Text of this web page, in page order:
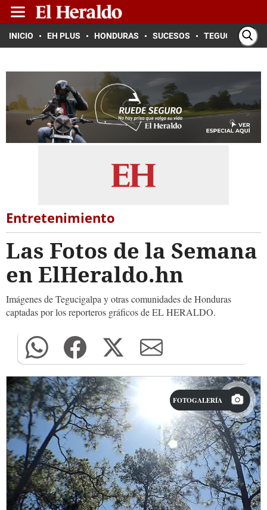
INICIO EH PLUS HONDURAS SUCESOS TEGUCIGALPA
Entretenimiento
Las Fotos de la Semana
en ElHeraldo.hn
Imágenes de Tegucigalpa y otras comunidades de Honduras
captadas por los reporteros gráficos de EL HERALDO.
FOTOGALERÍA